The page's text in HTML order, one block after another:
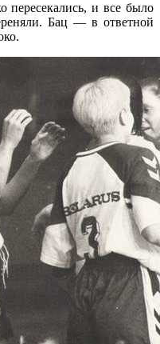
пересекались, и все было
Бац — в ответной